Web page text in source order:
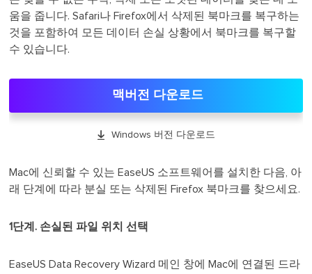
움을 줍니다. Safari나 Firefox에서 삭제된 북마크를 복구하는
것을 포함하여 모든 데이터 손실 상황에서 북마크를 복구할
수 있습니다.
맥버전 다운로드
 Windows 버전 다운로드
Mac에 신뢰할 수 있는 EaseUS 소프트웨어를 설치한 다음, 아
래 단계에 따라 분실 또는 삭제된 Firefox 북마크를 찾으세요.
1단계. 손실된 파일 위치 선택
EaseUS Data Recovery Wizard 메인 창에 Mac에 연결된 드라